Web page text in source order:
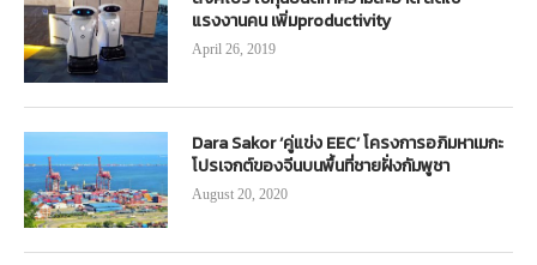
แรงงานคน เพิ่มproductivity
April 26, 2019
Dara Sakor ‘คู่แข่ง EEC’ โครงการอภิมหาเมกะ
โปรเจกต์ของจีนบนพื้นที่ชายฝั่งกัมพูชา
August 20, 2020